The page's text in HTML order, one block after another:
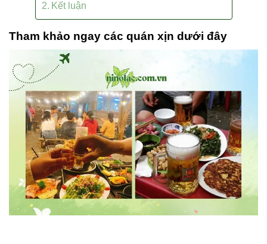
Kết luận
Tham khảo ngay các quán xịn dưới đây